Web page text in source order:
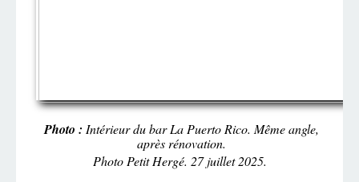
Photo : Intérieur du bar La Puerto Rico. Même angle,
après rénovation.
Photo Petit Hergé. 27 juillet 2025.